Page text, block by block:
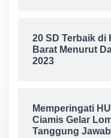
20 SD Terbaik di
Barat Menurut
2023
Memperingati
Ciamis Gelar
Tanggung